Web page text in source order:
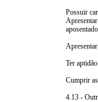
Possuir
Ter
Cumprir
4.13 -